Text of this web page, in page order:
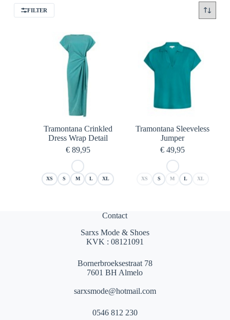
FILTER
Tramontana Crinkled
Dress Wrap Detail
€89,95
XS S M L XL
Tramontana Sleeveless
Jumper
€ 49,95
XS S M L XL
Contact
Sarxs Mode & Shoes
KVK : 08121091
Bornerbroeksestraat 78
7601 BH Almelo
sarxsmode@hotmail.com
0546 812 230